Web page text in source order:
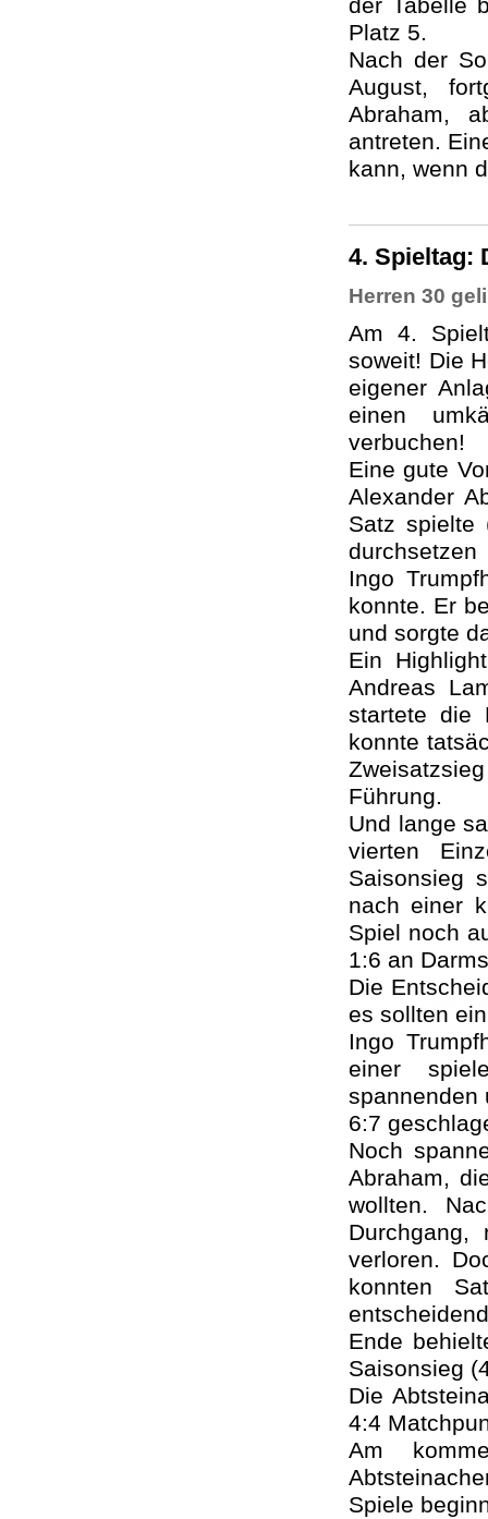
der Tabelle
Platz 5.
Nach der
August,
Abraham,
antreten.
kann, wenn
4. Spieltag:
Herren 30
Am 4.
soweit! Die
eigener
einen
verbuchen!
Eine gute
Alexander
Satz spielte
Ingo
konnte. Er
und sorgte
Ein
Andreas
startete die
konnte
Führung.
Und lange
vierten
Saisonsieg
nach einer
Spiel noch
1:6 an
Die
es sollten
Ingo
einer
spannenden
6:7
Noch
Abraham,
wollten.
verloren.
konnten
Ende
Saisonsieg
Die
4:4
Am
Spiele